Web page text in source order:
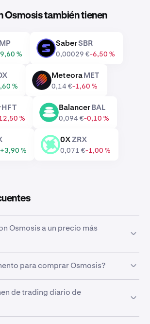
Osmosis también tienen
%
SBR SaberSBR
0,00029 €-6,50 %
%
MET MeteoraMET
0,14 €-1,60 %
HFT
%
BAL BalancerBAL
0,094 €-0,10 %
+3,90 %
ZRX 0XZRX
0,071 €-1,00 %
Osmosis a un precio más
automáticamente si alcanza un
para comprar Osmosis?
muchos traders prefieren aplicar el
acumular Osmosis en el tiempo de
de trading diario de